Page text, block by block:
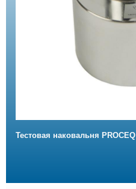
Тестовая наковальня PROCEQ